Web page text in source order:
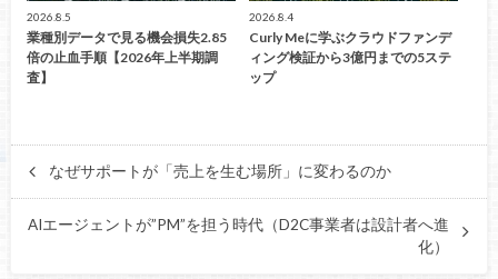
2026.8.5
業種別データで見る機会損失2.85
倍の止血手順【2026年上半期調
査】
2026.8.4
Curly Meに学ぶクラウドファンデ
ィング検証から3億円までの5ステ
ップ
なぜサポートが「売上を生む場所」に変わるのか
AIエージェントが”PM”を担う時代（D2C事業者は設計者へ進
化）